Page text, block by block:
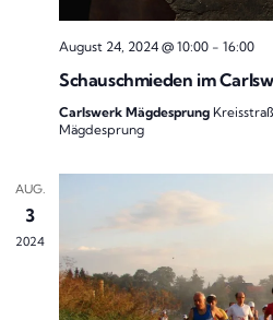
August 24, 2024 @ 10:00 - 16:00
Schauschmieden im
Carlswerk Mägdesprung
Mägdesprung
AUG.
3
2024